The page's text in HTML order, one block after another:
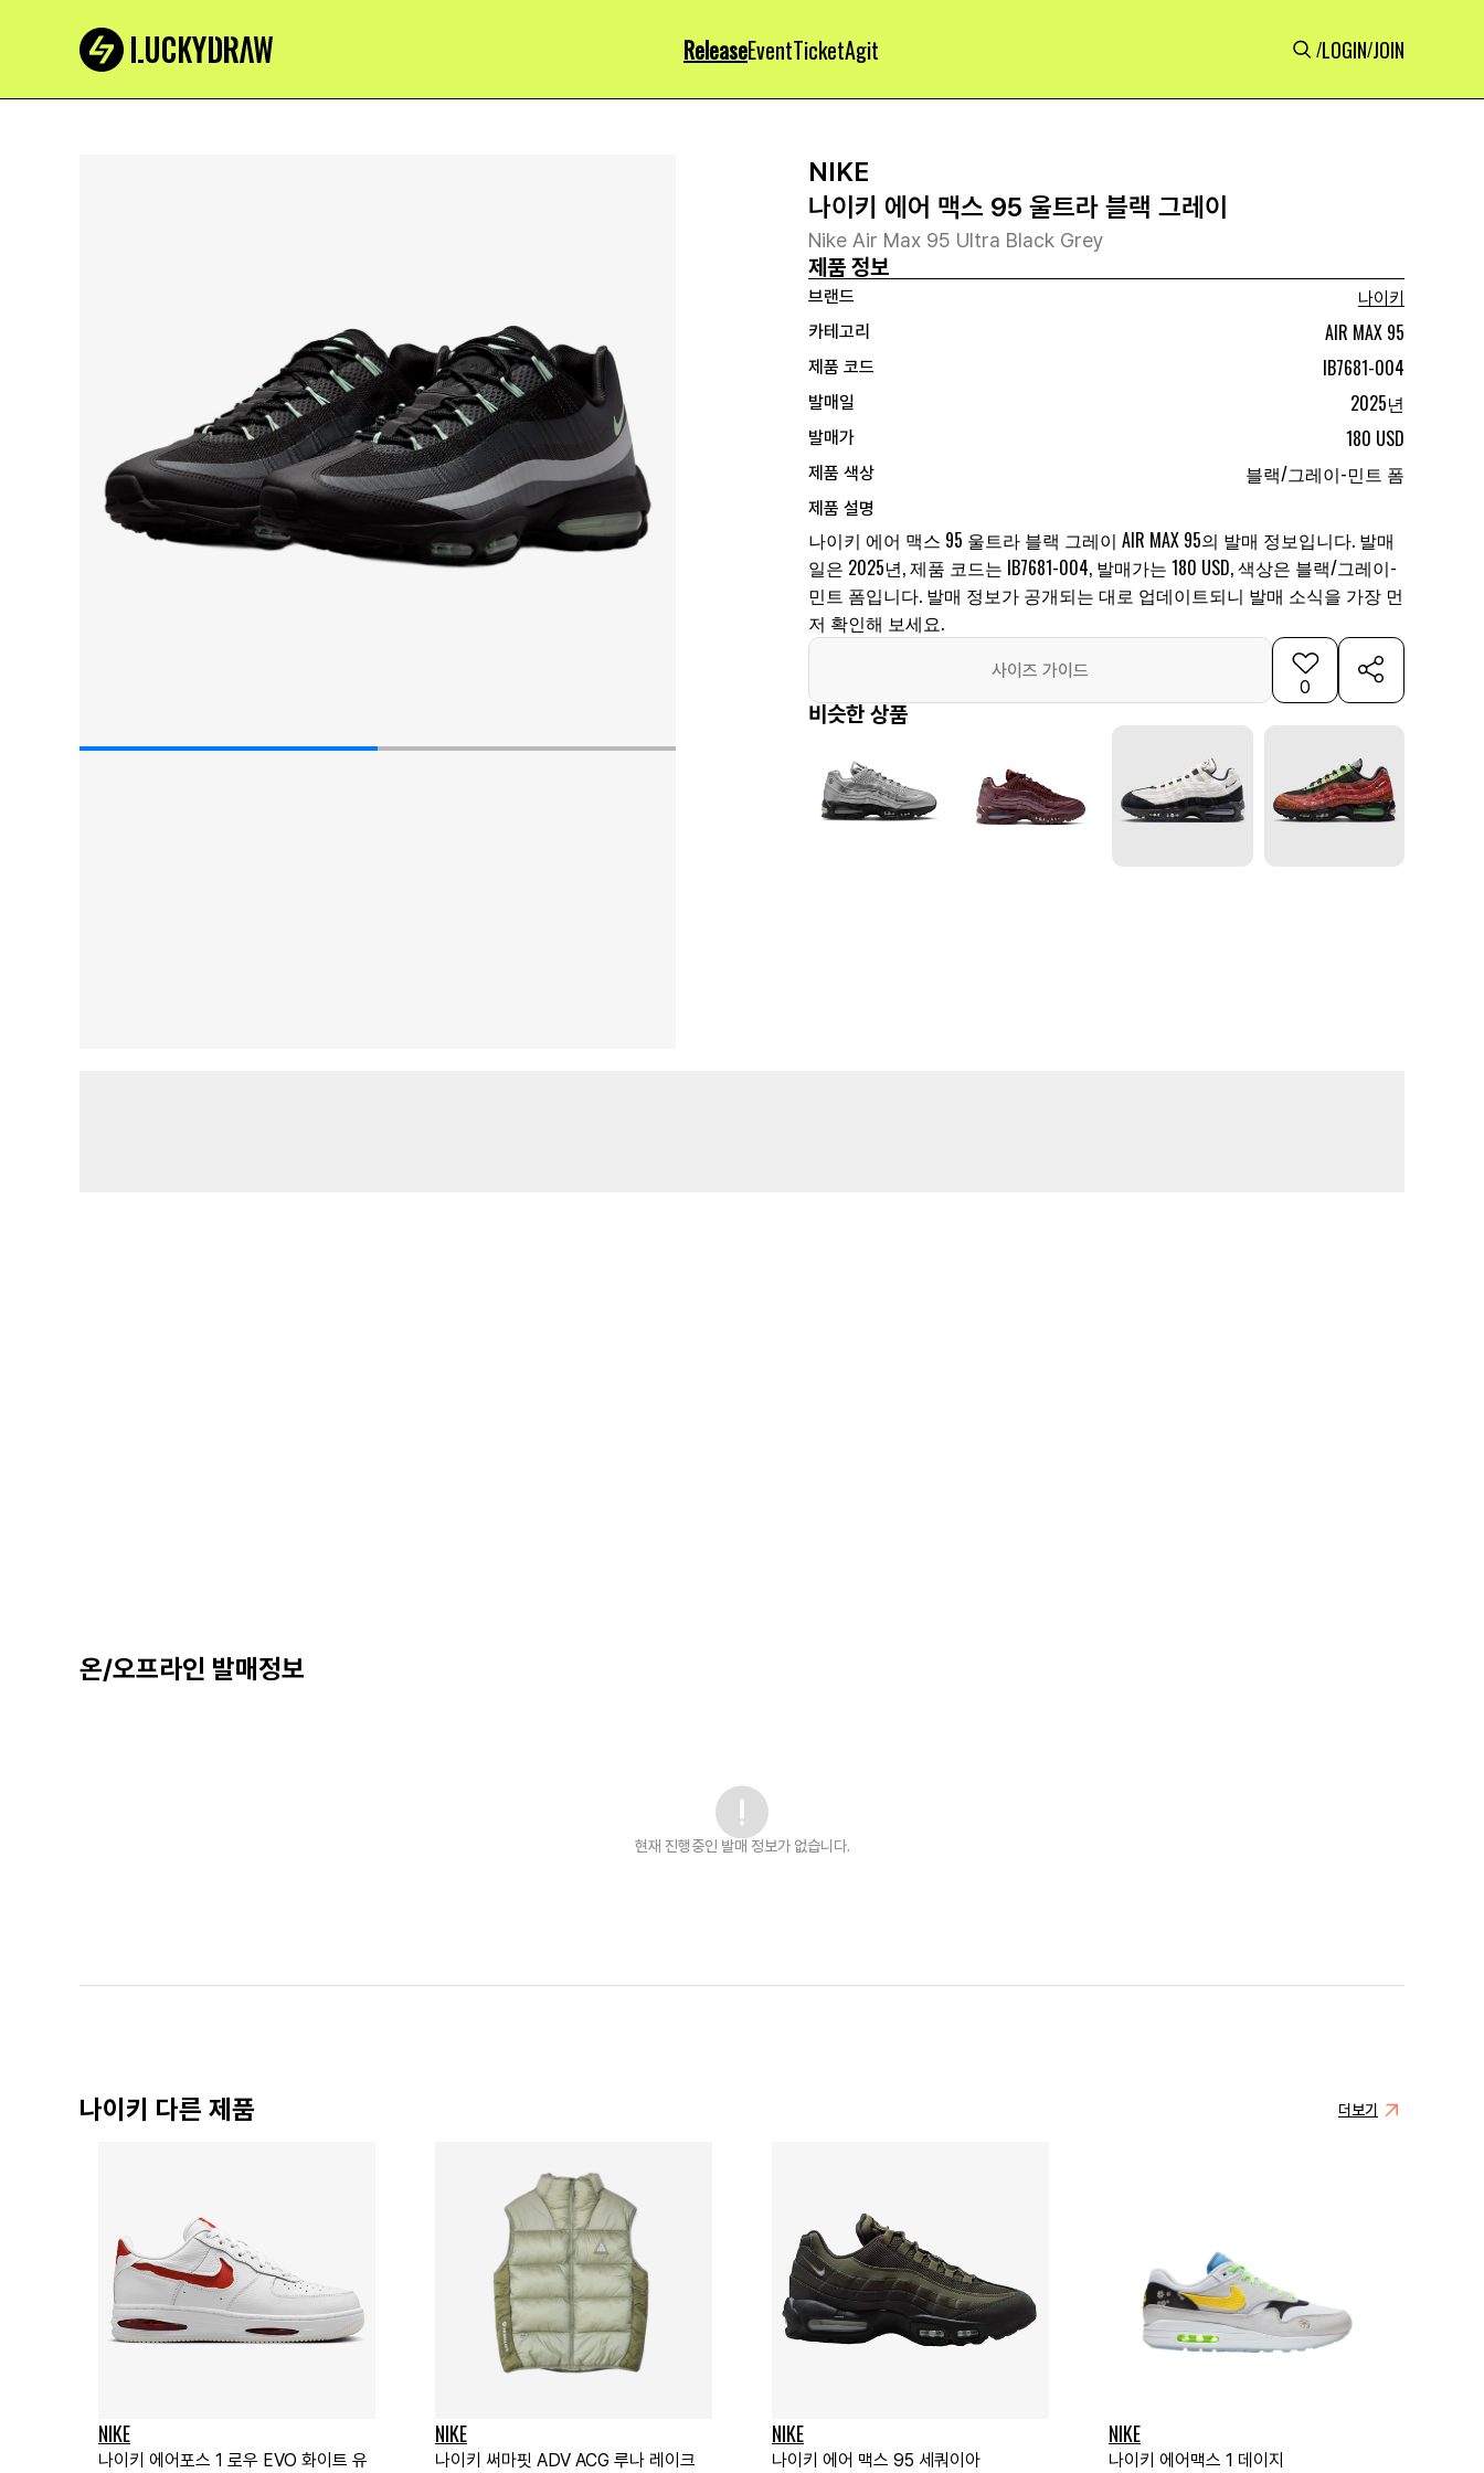
ReleaseEventTicketAgit /LOGIN/JOIN
NIKE
나이키 에어 맥스 95 울트라 블랙 그레이
Nike Air Max 95 Ultra Black Grey
제품 정보
브랜드
나이키
카테고리
AIR MAX 95
제품 코드 IB7681-004
발매일 2025년
발매가 180 USD
제품 색상 블랙/그레이-민트 폼
제품 설명
나이키 에어 맥스 95 울트라 블랙 그레이 AIR MAX 95의 발매 정보입니다. 발매
일은 2025년, 제품 코드는 IB7681-004, 발매가는 180 USD, 색상은 블랙/그레이-
민트 폼입니다. 발매 정보가 공개되는 대로 업데이트되니 발매 소식을 가장 먼
저 확인해 보세요.
사이즈 가이드
0
비슷한 상품
온/오프라인 발매정보
현재 진행중인 발매 정보가 없습니다.
나이키 다른 제품 더보기
NIKE
나이키 에어포스 1 로우 EVO 화이트 유
NIKE
나이키 써마핏 ADV ACG 루나 레이크
NIKE
나이키 에어 맥스 95 세쿼이아
NIKE
나이키 에어맥스 1 데이지